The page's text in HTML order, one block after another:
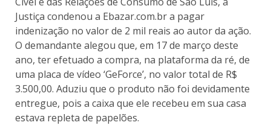
Justiça condenou a Ebazar.com.br a pagar
indenização no valor de 2 mil reais ao autor da ação.
O demandante alegou que, em 17 de março deste
ano, ter efetuado a compra, na plataforma da ré, de
uma placa de vídeo ‘GeForce’, no valor total de R$
3.500,00. Aduziu que o produto não foi devidamente
entregue, pois a caixa que ele recebeu em sua casa
estava repleta de papelões.